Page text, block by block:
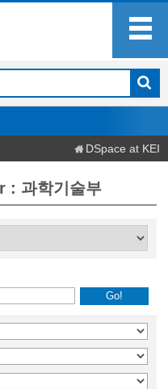
DSpace at KEI
: 과학기술부